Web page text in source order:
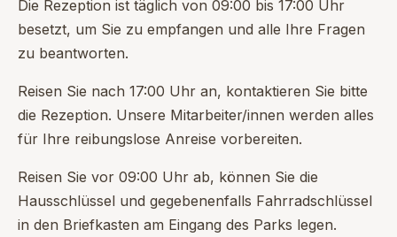
Die Rezeption ist täglich von 09:00 bis 17:00 Uhr
besetzt, um Sie zu empfangen und alle Ihre Fragen
zu beantworten.
Reisen Sie nach 17:00 Uhr an, kontaktieren Sie bitte
die Rezeption. Unsere Mitarbeiter/innen werden alles
für Ihre reibungslose Anreise vorbereiten.
Reisen Sie vor 09:00 Uhr ab, können Sie die
Hausschlüssel und gegebenenfalls Fahrradschlüssel
in den Briefkasten am Eingang des Parks legen.